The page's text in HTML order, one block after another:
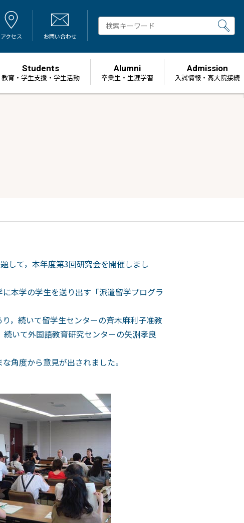
アクセス お問い合わせ
Students
教育・学生支援・学生活動
Alumni
卒業生・生涯学習
Admission
⼊試情報・高大院接続
して，本年度第3回研究会を開催しまし
本学の学生を送り出す「派遣留学プログラ
，続いて留学生センターの斉木麻利子准教
いて外国語教育研究センターの矢淵孝良
角度から意見が出されました。